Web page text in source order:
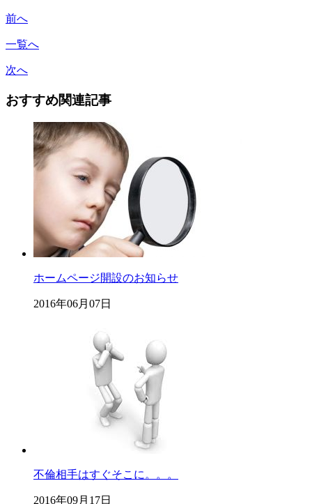
前へ
一覧へ
次へ
おすすめ関連記事
ホームページ開設のお知らせ
2016年06月07日
不倫相手はすぐそこに。。。
2016年09月17日